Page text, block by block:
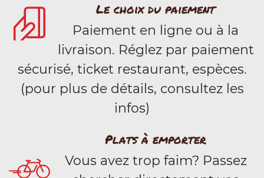
Le choix du paiement
Paiement en ligne ou à la
livraison. Réglez par paiement
sécurisé, ticket restaurant, espèces.
(pour plus de détails, consultez les
infos)
Plats à emporter
Vous avez trop faim? Passez